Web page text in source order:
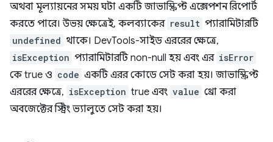
অথবা মূল্যায়নের সময় ঘটা একটি জাভাস্ক্রিপ্ট এক্সেপশন রিপোর্ট
করতে পারে। উভয় ক্ষেত্রেই, কলব্যাকের result প্যারামিটারটি
undefined থাকে। DevTools-সাইড এররের ক্ষেত্রে,
isException প্যারামিটারটি non-null হয় এবং এর isError
কে true ও code একটি এরর কোডে সেট করা হয়। জাভাস্ক্রিপ্ট
এররের ক্ষেত্রে, isException true এবং value থ্রো করা
অবজেক্টের স্ট্রিং ভ্যালুতে সেট করা হয়।